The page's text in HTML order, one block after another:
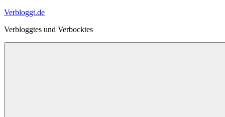
Zum
springen
Verbloggt.de
Verbloggtes und Verbocktes